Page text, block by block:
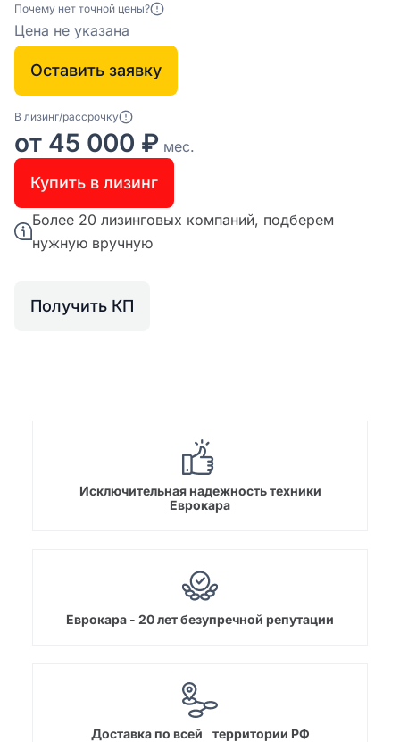
Почему нет точной цены?
Цена не указана
Оставить заявку
В лизинг/рассрочку
от 45 000 ₽ мес.
Купить в лизинг
Более 20 лизинговых компаний, подберем
нужную вручную
Получить КП
Исключительная надежность техники
Еврокара
Еврокара - 20 лет безупречной репутации
Доставка по всей территории РФ